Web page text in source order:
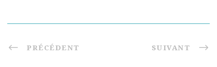
PRÉCÉDENT SUIVANT